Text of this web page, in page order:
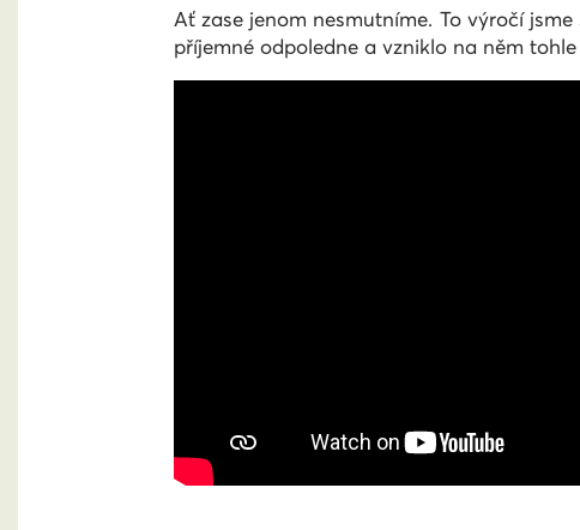
Ať zase jenom nesmutníme. To výročí
příjemné odpoledne a vzniklo na něm